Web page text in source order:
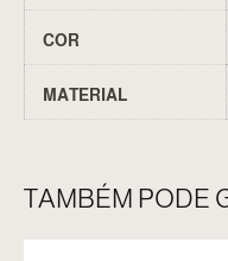
COR
MATERIAL
TAMBÉM PODE